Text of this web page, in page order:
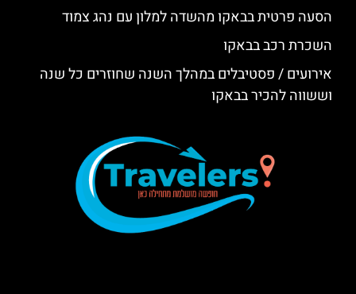
הסעה פרטית בבאקו מהשדה למלון עם נהג צמוד
השכרת רכב בבאקו
אירועים / פסטיבלים במהלך השנה שחוזרים כל שנה
וששווה להכיר בבאקו